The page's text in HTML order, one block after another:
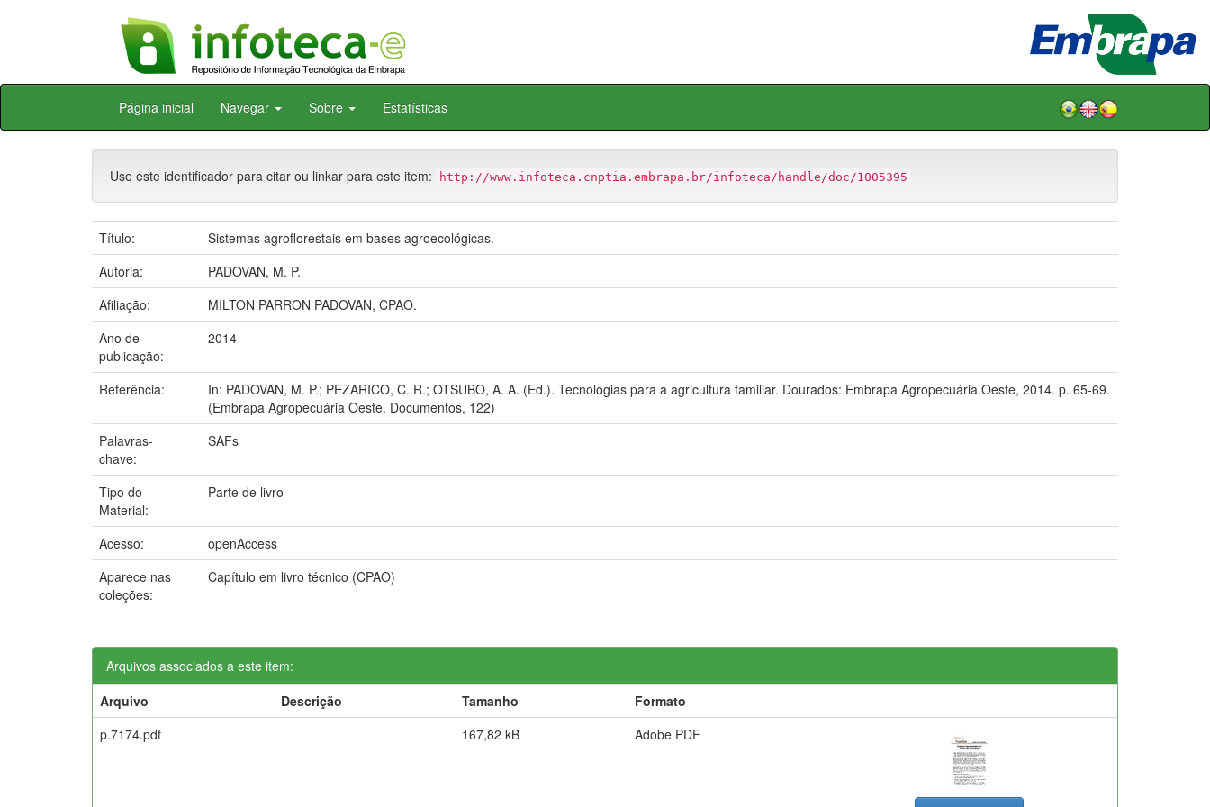
Skip
Página inicial Navegar Sobre Estatísticas
Use este identificador para citar ou linkar para este item: http://www.infoteca.cnptia.embrapa.br/infoteca/handle/doc/1005395
Título:
Sistemas agroflorestais em bases agroecológicas.
Autoria:
PADOVAN, M. P.
Afiliação:
MILTON PARRON PADOVAN, CPAO.
Ano de
publicação:
2014
Referência:
In: PADOVAN, M. P.; PEZARICO, C. R.; OTSUBO, A. A. (Ed.). Tecnologias para a agricultura familiar. Dourados: Embrapa Agropecuária Oeste, 2014. p. 65-69.
(Embrapa Agropecuária Oeste. Documentos, 122)
Palavras-
chave:
SAFs
Tipo do
Material:
Parte de livro
Acesso:
openAccess
Aparece nas
coleções:
Capítulo em livro técnico (CPAO)
Arquivos associados a este item:
Arquivo
Descrição Tamanho
Formato
p.7174.pdf
167,82 kB Adobe PDF